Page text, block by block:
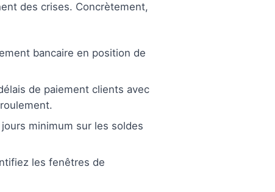
des crises. Concrètement,
bancaire en position de
de paiement clients avec
minimum sur les soldes
les fenêtres de